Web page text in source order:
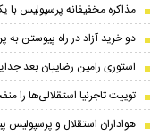
مذاکره مخفیفانه پرسپولیس با
دو خرید آزاد در راه پیوستن به
استوری رامین رضاییان بعد
توییت تاجرنیا استقلالی‌ها را
هواداران استقلال و پرسپولیس